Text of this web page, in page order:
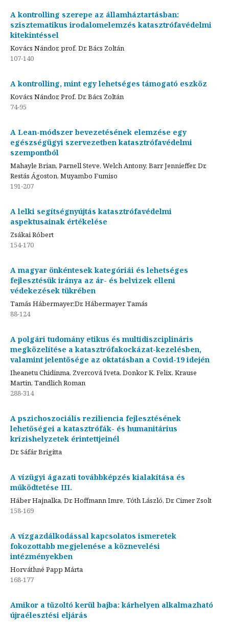
A kontrolling szerepe az államháztartásban:
szisztematikus irodalomelemzés katasztrófavédelmi
kitekintéssel
Kovács Nándor, prof. Dr. Bács Zoltán
107-140
A kontrolling, mint egy lehetséges támogató eszköz
Kovács Nándor, Prof. Dr. Bács Zoltán
74-95
A Lean-módszer bevezetésének elemzése egy
egészségügyi szervezetben katasztrófavédelmi
szempontból
Mahayle Brian, Parnell Steve, Welch Antony, Barr Jennieffer, Dr.
Restás Ágoston, Muyambo Fumiso
191-207
A lelki segítségnyújtás katasztrófavédelmi
aspektusainak értékelése
Zsákai Róbert
154-170
A magyar önkéntesek kategóriái és lehetséges
fejlesztésük iránya az ár- és belvizek elleni
védekezések tükrében
Tamás Hábermayer;Dr. Hábermayer Tamás
88-124
A polgári tudomány etikus és multidiszciplináris
megközelítése a katasztrófakockázat-kezelésben,
valamint jelentősége az oktatásban a Covid-19 idején
Iheanetu Chidinma, Zvercová Iveta, Donkor K. Felix, Krause
Martin, Tandlich Roman
288-314
A pszichoszociális reziliencia fejlesztésének
lehetőségei a katasztrófák- és humanitárius
krízishelyzetek érintettjeinél
Dr. Sáfár Brigitta
A vízügyi ágazati továbbképzés kialakítása és
működtetése III.
Háber Hajnalka, Dr. Hoffmann Imre, Tóth László, Dr. Cimer Zsolt
158-169
A vízgazdálkodással kapcsolatos ismeretek
fokozottabb megjelenése a köznevelési
intézményekben
Horváthné Papp Márta
168-177
Amikor a tűzoltó kerül bajba: kárhelyen alkalmazható
újraélesztési eljárás